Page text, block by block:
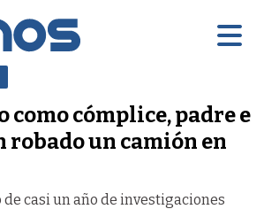
como cómplice, padre e
un camión en
de casi un año de investigaciones